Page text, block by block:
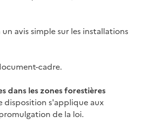
avis simple sur les installations
cadre.
dans les zones forestières
disposition s'applique aux
de la loi.